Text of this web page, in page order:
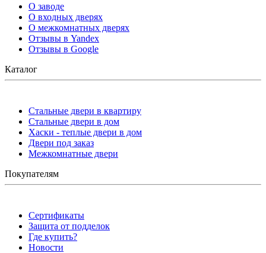
О заводе
О входных дверях
О межкомнатных дверях
Отзывы в Yandex
Отзывы в Google
Каталог
Стальные двери в квартиру
Стальные двери в дом
Хаски - теплые двери в дом
Двери под заказ
Межкомнатные двери
Покупателям
Сертификаты
Защита от подделок
Где купить?
Новости